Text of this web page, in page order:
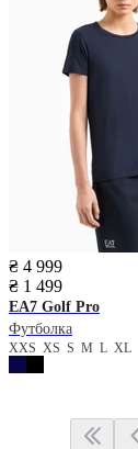
₴ 4 999
₴ 1 499
EA7 Golf Pro
Футболка
XXS XS S M L XL